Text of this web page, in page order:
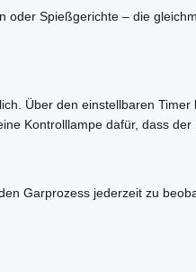
Spießgerichte – die
Über den einstellbaren
Kontrolllampe dafür, dass
Garprozess jederzeit zu